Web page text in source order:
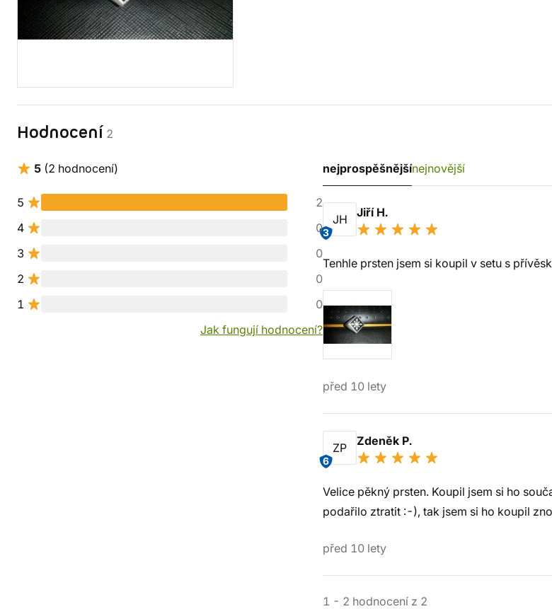
Hodnocení 2
5 (2 hodnocení)
5
2
4
0
3
0
2
0
1
0
Jak fungují hodnocení?
nejprospěšnějšínejnovější
JH
3
Jiří H.
Tenhle prsten jsem si koupil v setu s
před 10 lety
ZP
6
Zdeněk P.
Velice pěkný prsten. Koupil jsem si ho
podařilo ztratit :-), tak jsem si ho koupil
před 10 lety
1 - 2 hodnocení z 2